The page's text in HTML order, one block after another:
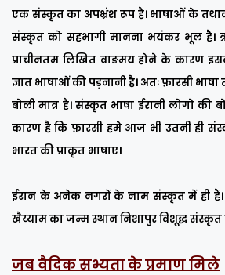
एक संस्कृत का अपभ्रंश रूप है। भाषाओं के
संस्कृत को सहभागी मानना भयंकर भूल है।
प्राचीनतम लिखित वाङमय होने के कारण
ज्ञात भाषाओं की पड़नानी है। अतः फ़ारसी
बोली मात्र है। संस्कृत भाषा ईरानी लोगो की
कारण है कि फ़ारसी हमे आज भी उतनी ही
भारत की प्राकृत भाषाए।
ईरान के अनेक नगरों के नाम संस्कृत में ही हैं।
खैय्याम का जन्म स्थान निशापुर विशूद्ध संस्कृत
जब वैदिक सभ्यता के प्रमाण मिले